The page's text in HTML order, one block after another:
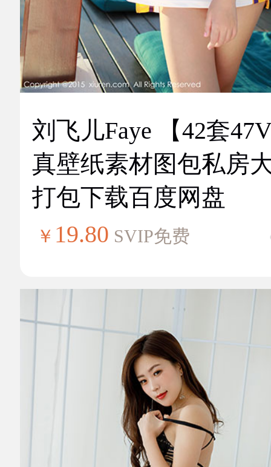
刘飞儿Faye 【42套
真壁纸素材图包私房
打包下载百度网盘
￥ 19.80 SVIP免费